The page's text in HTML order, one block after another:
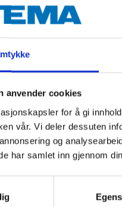
anvender cookies
for å gi
vår. Vi deler dessuten
og
har samlet inn gjennom